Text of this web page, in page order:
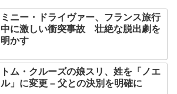
ミニー・ドライヴァー、フランス旅行
中に激しい衝突事故 壮絶な脱出劇を
明かす
トム・クルーズの娘スリ、姓を「ノエ
ル」に変更 – 父との決別を明確に